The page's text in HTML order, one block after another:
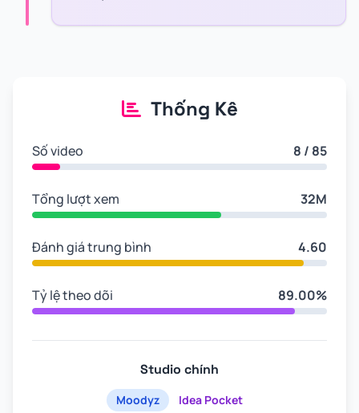
Thống Kê
Số video 8 / 85
Tổng lượt xem 32M
Đánh giá trung bình 4.60
Tỷ lệ theo dõi 89.00%
Studio chính
Moodyz Idea Pocket